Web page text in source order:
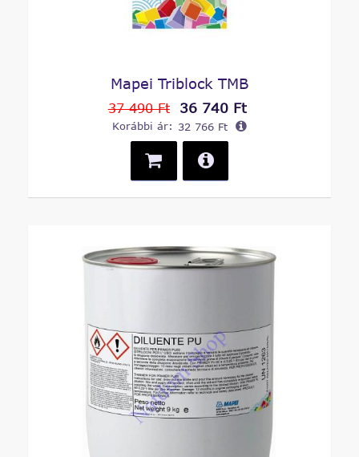
Mapei Triblock TMB
37 490 Ft 36 740 Ft
Korábbi ár: 32 766 Ft